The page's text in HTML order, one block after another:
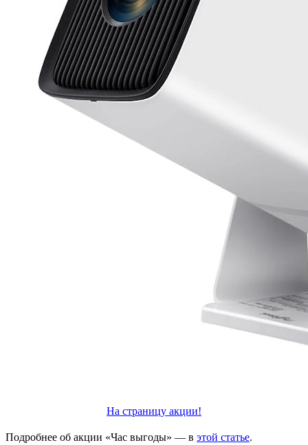
На страницу акции!
Подробнее об акции «Час выгоды» — в этой статье.